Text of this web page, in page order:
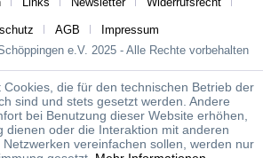
AGB
Impressum
e.V. 2025 - Alle Rechte vorbehalten
Cookies, die für den technischen Betrieb der
sind und stets gesetzt werden. Andere
bei Benutzung dieser Website erhöhen,
dienen oder die Interaktion mit anderen
vereinfachen sollen, werden nur